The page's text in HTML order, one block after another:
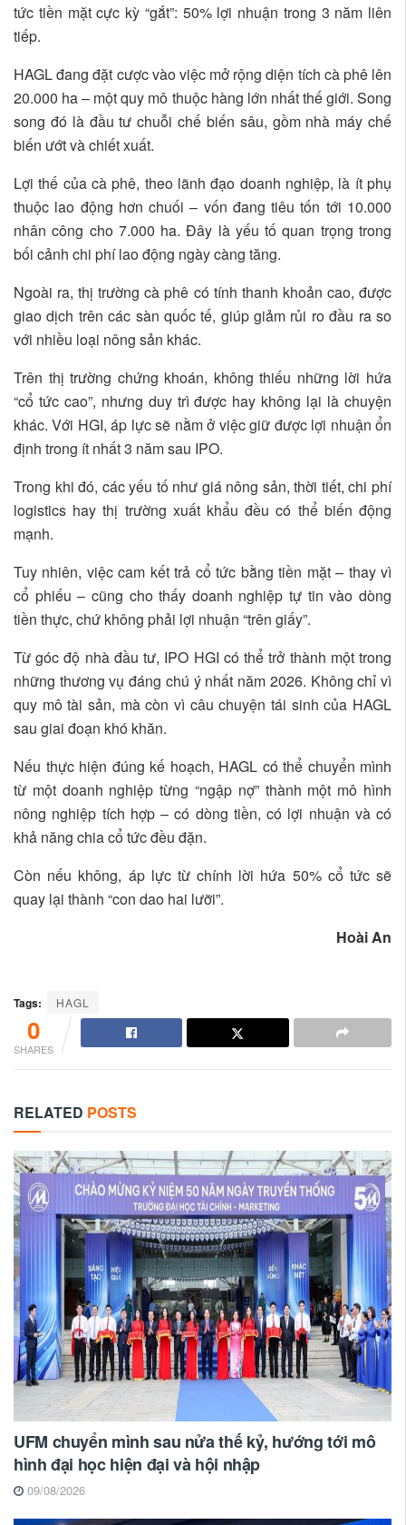
tức tiền mặt cực kỳ “gắt”: 50% lợi nhuận trong 3 năm liên
tiếp.
HAGL đang đặt cược vào việc mở rộng diện tích cà phê lên
20.000 ha – một quy mô thuộc hàng lớn nhất thế giới. Song
song đó là đầu tư chuỗi chế biến sâu, gồm nhà máy chế
biến ướt và chiết xuất.
Lợi thế của cà phê, theo lãnh đạo doanh nghiệp, là ít phụ
thuộc lao động hơn chuối – vốn đang tiêu tốn tới 10.000
nhân công cho 7.000 ha. Đây là yếu tố quan trọng trong
bối cảnh chi phí lao động ngày càng tăng.
Ngoài ra, thị trường cà phê có tính thanh khoản cao, được
giao dịch trên các sàn quốc tế, giúp giảm rủi ro đầu ra so
với nhiều loại nông sản khác.
Trên thị trường chứng khoán, không thiếu những lời hứa
“cổ tức cao”, nhưng duy trì được hay không lại là chuyện
khác. Với HGI, áp lực sẽ nằm ở việc giữ được lợi nhuận ổn
định trong ít nhất 3 năm sau IPO.
Trong khi đó, các yếu tố như giá nông sản, thời tiết, chi phí
logistics hay thị trường xuất khẩu đều có thể biến động
mạnh.
Tuy nhiên, việc cam kết trả cổ tức bằng tiền mặt – thay vì
cổ phiếu – cũng cho thấy doanh nghiệp tự tin vào dòng
tiền thực, chứ không phải lợi nhuận “trên giấy”.
Từ góc độ nhà đầu tư, IPO HGI có thể trở thành một trong
những thương vụ đáng chú ý nhất năm 2026. Không chỉ vì
quy mô tài sản, mà còn vì câu chuyện tái sinh của HAGL
sau giai đoạn khó khăn.
Nếu thực hiện đúng kế hoạch, HAGL có thể chuyển mình
từ một doanh nghiệp từng “ngập nợ” thành một mô hình
nông nghiệp tích hợp – có dòng tiền, có lợi nhuận và có
khả năng chia cổ tức đều đặn.
Còn nếu không, áp lực từ chính lời hứa 50% cổ tức sẽ
quay lại thành “con dao hai lưỡi”.
Hoài An
Tags: HAGL
0
SHARES
RELATED POSTS
UFM chuyển mình sau nửa thế kỷ, hướng tới mô
hình đại học hiện đại và hội nhập
09/08/2026